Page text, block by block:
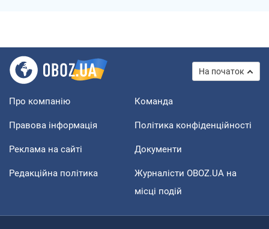
На початок
Про компанію Команда
Правова інформація Політика конфіденційності
Реклама на сайті Документи
Редакційна політика
Журналісти OBOZ.UA на
місці подій